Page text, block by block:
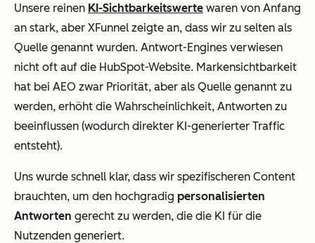
Unsere reinen KI-Sichtbarkeitswerte waren von Anfang
an stark, aber XFunnel zeigte an, dass wir zu selten als
Quelle genannt wurden. Antwort-Engines verwiesen
nicht oft auf die HubSpot-Website. Markensichtbarkeit
hat bei AEO zwar Priorität, aber als Quelle genannt zu
werden, erhöht die Wahrscheinlichkeit, Antworten zu
beeinflussen (wodurch direkter KI-generierter Traffic
entsteht).
Uns wurde schnell klar, dass wir spezifischeren Content
brauchten, um den hochgradig personalisierten
Antworten gerecht zu werden, die die KI für die
Nutzenden generiert.